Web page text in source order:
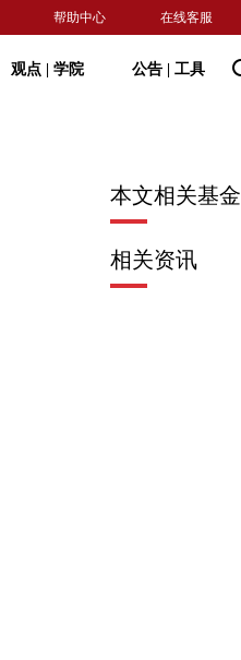
帮助中心 在线客服
观点 学院 公告 工具
本文相关基金
相关资讯